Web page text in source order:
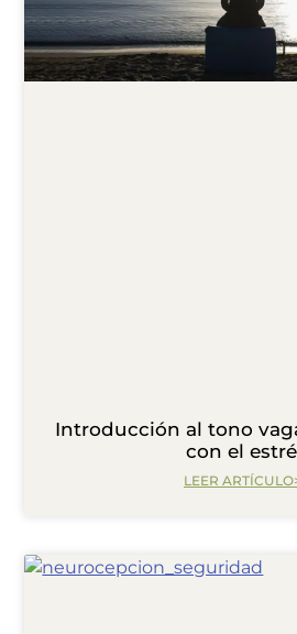
v
:
Introducción al tono
con el
LEER